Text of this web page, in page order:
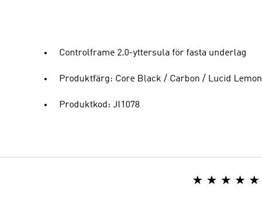
Controlframe 2.0-yttersula för fasta underlag
Produktfärg: Core Black / Carbon / Lucid Lemon
Produktkod: JI1078